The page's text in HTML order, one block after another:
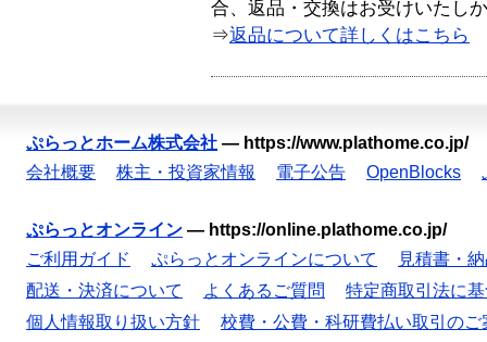
合、返品・交換はお受けいたし
⇒返品について詳しくはこちら
ぷらっとホーム株式会社 — https://www.plathome.co.jp/
会社概要
株主・投資家情報 電子公告 OpenBlocks
ぷらっとオンライン — https://online.plathome.co.jp/
ご利用ガイド
ぷらっとオンラインについて
見積書・
配送・決済について
よくあるご質問
特定商取引法に
個人情報取り扱い方針
校費・公費・科研費払い取引のご